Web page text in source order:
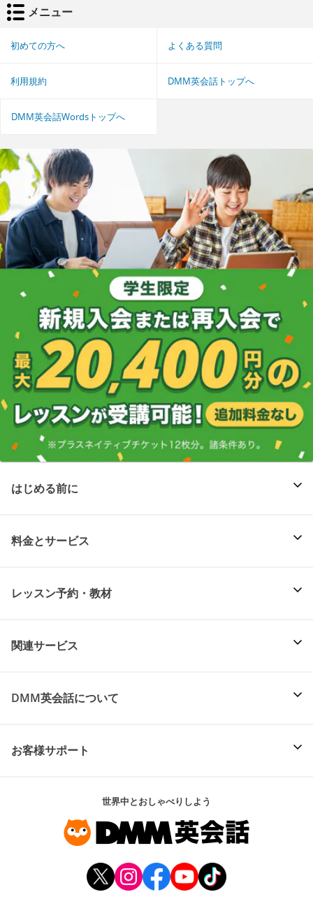
メニュー
初めての方へ よくある質問
利用規約 DMM英会話トップへ
DMM英会話Wordsトップへ
はじめる前に
料金とサービス
レッスン予約・教材
関連サービス
DMM英会話について
お客様サポート
世界中とおしゃべりしよう